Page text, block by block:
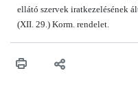
ellátó szervek iratkezelésének
(XII. 29.) Korm. rendelet.